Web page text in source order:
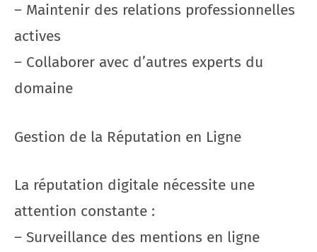
– Maintenir des relations professionnelles
actives
– Collaborer avec d’autres experts du
domaine
Gestion de la Réputation en Ligne
La réputation digitale nécessite une
attention constante :
– Surveillance des mentions en ligne